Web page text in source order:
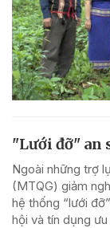
"Lưới đỡ" an
Ngoài những trợ
(MTQG) giảm
hệ thống “lưới
hội và tín dụng